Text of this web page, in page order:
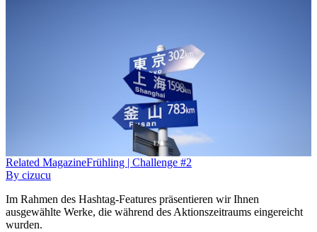
Related MagazineFrühling | Challenge #2
By cizucu
Im Rahmen des Hashtag-Features präsentieren wir Ihnen
ausgewählte Werke, die während des Aktionszeitraums eingereicht
wurden.